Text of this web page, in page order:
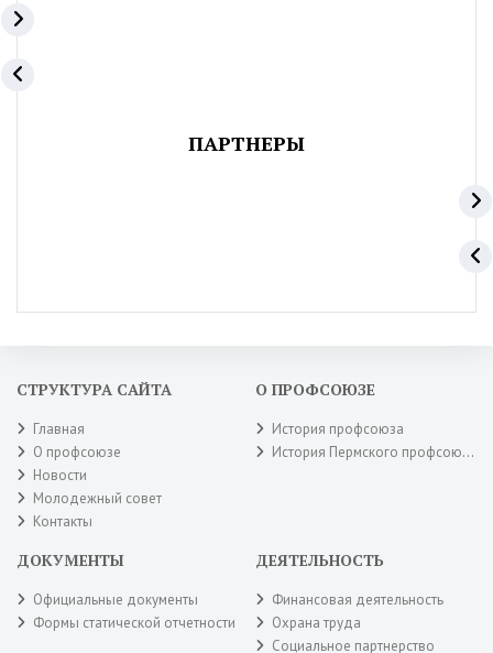
ПАРТНЕРЫ
СТРУКТУРА САЙТА
Главная
О профсоюзе
Новости
Молодежный совет
Контакты
О ПРОФСОЮЗЕ
История профсоюза
История Пермского профсоюза
ДОКУМЕНТЫ
Официальные документы
Формы статической отчетности
ДЕЯТЕЛЬНОСТЬ
Финансовая деятельность
Охрана труда
Социальное партнерство